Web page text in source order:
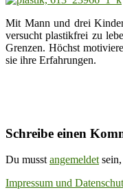
Mit Mann und drei
versucht plastikfrei zu
Grenzen. Höchst
sie ihre Erfahrungen.
Schreibe einen
Du musstangemeldetsein,
Impressum und